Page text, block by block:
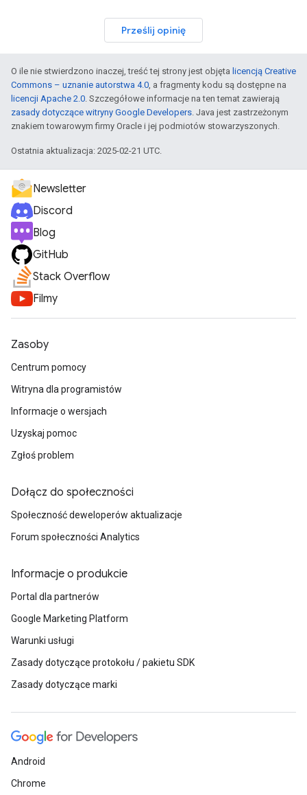
Prześlij opinię
O ile nie stwierdzono inaczej, treść tej strony jest objęta licencją Creative
Commons – uznanie autorstwa 4.0, a fragmenty kodu są dostępne na
licencji Apache 2.0. Szczegółowe informacje na ten temat zawierają
zasady dotyczące witryny Google Developers. Java jest zastrzeżonym
znakiem towarowym firmy Oracle i jej podmiotów stowarzyszonych.
Ostatnia aktualizacja: 2025-02-21 UTC.
Newsletter
Discord
Blog
GitHub
Stack Overflow
Filmy
Zasoby
Centrum pomocy
Witryna dla programistów
Informacje o wersjach
Uzyskaj pomoc
Zgłoś problem
Dołącz do społeczności
Społeczność deweloperów aktualizacje
Forum społeczności Analytics
Informacje o produkcie
Portal dla partnerów
Google Marketing Platform
Warunki usługi
Zasady dotyczące protokołu / pakietu SDK
Zasady dotyczące marki
Android
Chrome